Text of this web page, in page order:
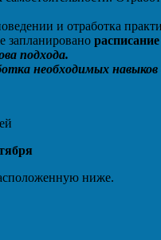
и отработка
запланировано
подхода.
необходимых
ниже.